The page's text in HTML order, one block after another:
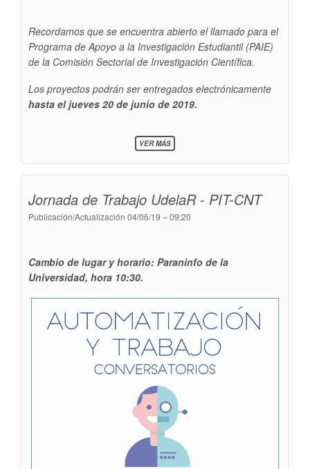
Recordamos que se encuentra abierto el llamado para el
Programa de Apoyo a la Investigación Estudiantil (PAIE)
de la Comisión Sectorial de Investigación Científica.
Los proyectos podrán ser entregados electrónicamente
hasta el jueves 20 de junio de 2019.
VER MÁSSOBRE
¡PAIE
Jornada de Trabajo UdelaR - PIT-CNT
Publicación/Actualización 04/06/19 – 09:20
Cambio de lugar y horario: Paraninfo de la
Universidad, hora 10:30.